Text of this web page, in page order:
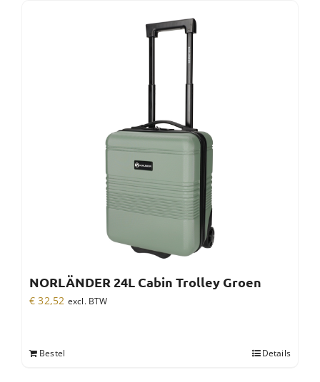
NORLÄNDER 24L Cabin Trolley Groen
€ 32,52 excl. BTW
Bestel Details